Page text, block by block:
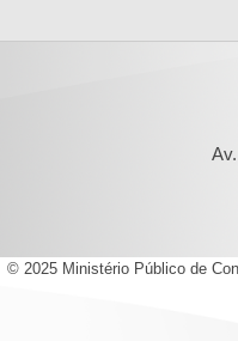
© 2025 Ministério Público de